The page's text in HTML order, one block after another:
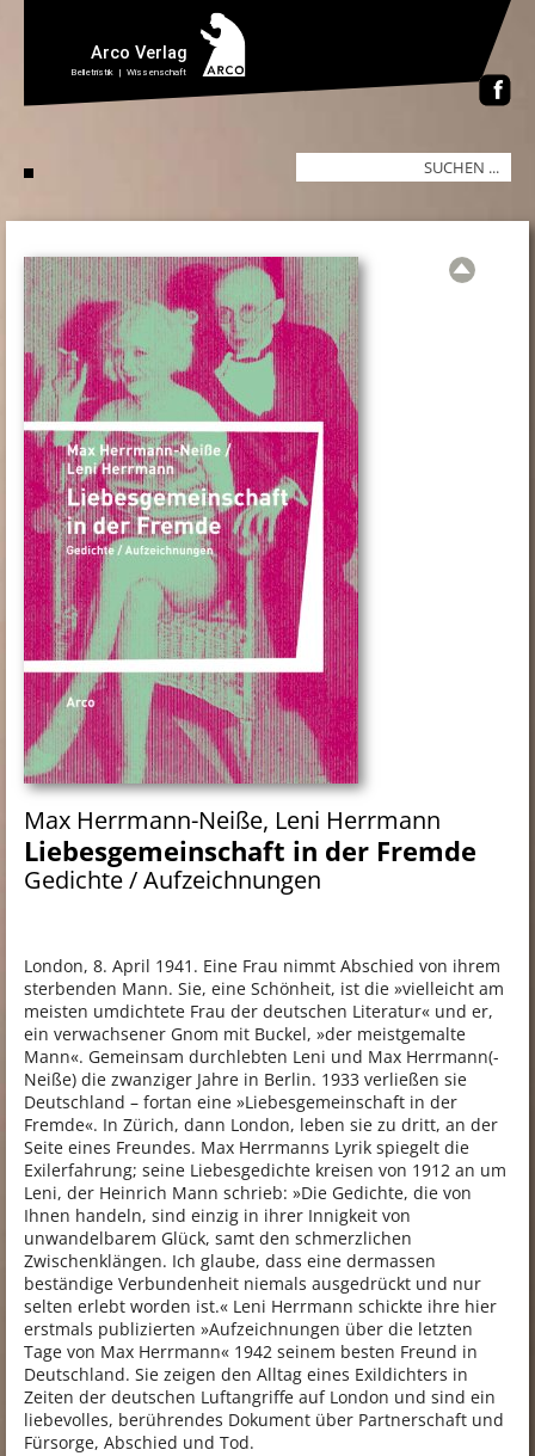
Max Herrmann-Neiße, Leni Herrmann
Liebesgemeinschaft in der Fremde
Gedichte / Aufzeichnungen
London, 8. April 1941. Eine Frau nimmt Abschied von ihrem
sterbenden Mann. Sie, eine Schönheit, ist die »vielleicht am
meisten umdichtete Frau der deutschen Literatur« und er,
ein verwachsener Gnom mit Buckel, »der meistgemalte
Mann«. Gemeinsam durchlebten Leni und Max Herrmann(-
Neiße) die zwanziger Jahre in Berlin. 1933 verließen sie
Deutschland – fortan eine »Liebesgemeinschaft in der
Fremde«. In Zürich, dann London, leben sie zu dritt, an der
Seite eines Freundes. Max Herrmanns Lyrik spiegelt die
Exilerfahrung; seine Liebesgedichte kreisen von 1912 an um
Leni, der Heinrich Mann schrieb: »Die Gedichte, die von
Ihnen handeln, sind einzig in ihrer Innigkeit von
unwandelbarem Glück, samt den schmerzlichen
Zwischenklängen. Ich glaube, dass eine dermassen
beständige Verbundenheit niemals ausgedrückt und nur
selten erlebt worden ist.« Leni Herrmann schickte ihre hier
erstmals publizierten »Aufzeichnungen über die letzten
Tage von Max Herrmann« 1942 seinem besten Freund in
Deutschland. Sie zeigen den Alltag eines Exildichters in
Zeiten der deutschen Luftangriffe auf London und sind ein
liebevolles, berührendes Dokument über Partnerschaft und
Fürsorge, Abschied und Tod.